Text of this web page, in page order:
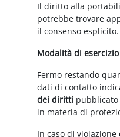
Il diritto alla
potrebbe trovare
il consenso esplicito.
Modalità di
Fermo restando
dati di contatto
dei diritti
in materia di
In caso di